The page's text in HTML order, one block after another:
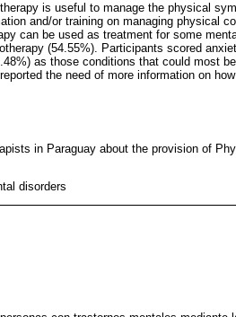
is useful to manage the physical
and/or training on managing physical
can be used as treatment for some
(54.55%). Participants scored
as those conditions that could most
the need of more information on
in Paraguay about the provision of
disorders